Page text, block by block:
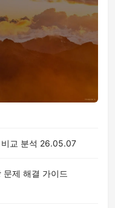
교 분석 26.05.07
문제 해결 가이드